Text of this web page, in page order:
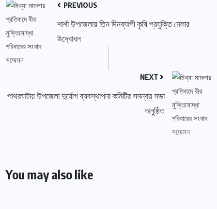
PREVIOUS
শার্শা উপজেলায় তিন দিনব্যাপী কৃষি প্রযুক্তি মেলার
উদ্বোধন
NEXT
পাথরঘাটায় উপজেলা দুর্যোগ ব্যবস্থাপনা কমিটির সমন্বয় সভা
অনুষ্ঠিত
You may also like